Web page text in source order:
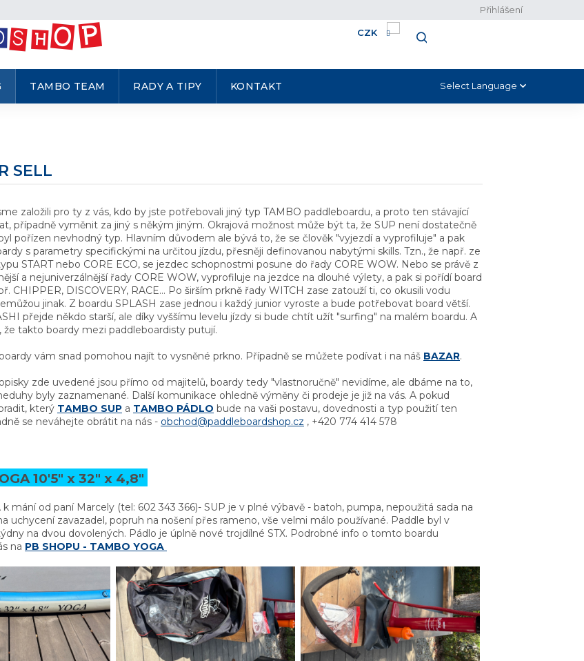
Select Language ▼
CZK
Přihlášení
KOŠÍK
TAMBO TEAM RADY A TIPY KONTAKT
SELL
založili pro ty z vás, kdo by jste potřebovali jiný typ TAMBO paddleboardu, a proto ten stávající
případně vyměnit za jiný s někým jiným. Okrajová možnost může být ta, že SUP není dostatečně
pořízen nevhodný typ. Hlavním důvodem ale bývá to, že se člověk "vyjezdí a vyprofiluje" a pak
s parametry specifickými na určitou jízdu, přesněji definovanou nabytými skills. Tzn., že např. ze
START nebo CORE ECO, se jezdec schopnostmi posune do řady CORE WOW. Nebo se právě z
a nejuniverzálnější řady CORE WOW, vyprofiluje na jezdce na dlouhé výlety, a pak si pořídí board
CHIPPER, DISCOVERY, RACE... Po širším prkně řady WITCH zase zatouží ti, co okusili vodu
jinak. Z boardu SPLASH zase jednou i každý junior vyroste a bude potřebovat board větší.
přejde někdo starší, ale díky vyššímu levelu jízdy si bude chtít užít "surfing" na malém boardu. A
že takto boardy mezi paddleboardisty putují.
vám snad pomohou najít to vysněné prkno. Případně se můžete podívat i na náš BAZAR.
zde uvedené jsou přímo od majitelů, boardy tedy "vlastnoručně" nevidíme, ale dbáme na to,
byly zaznamenané. Další komunikace ohledně výměny či prodeje je již na vás. A pokud
který TAMBO SUP a TAMBO PÁDLO bude na vaši postavu, dovednosti a typ použití ten
se neváhejte obrátit na nás - obchod@paddleboardshop.cz , +420 774 414 578
10'5" x 32" x 4,8"
k mání od paní Marcely (tel: 602 343 366)- SUP je v plné výbavě - batoh, pumpa, nepoužitá sada na
uchycení zavazadel, popruh na nošení přes rameno, vše velmi málo používané. Paddle byl v
na dvou dovolených. Pádlo je úplně nové trojdílné STX. Podrobné info o tomto boardu
na PB SHOPU - TAMBO YOGA